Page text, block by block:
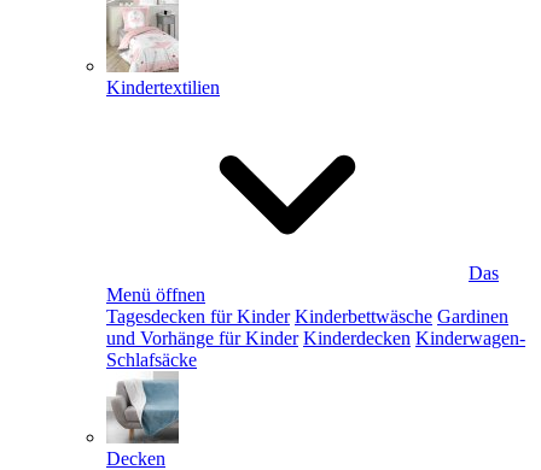
Kindertextilien
Das
Menü öffnen
Tagesdecken für Kinder Kinderbettwäsche Gardinen
und Vorhänge für Kinder Kinderdecken Kinderwagen-
Schlafsäcke
Decken